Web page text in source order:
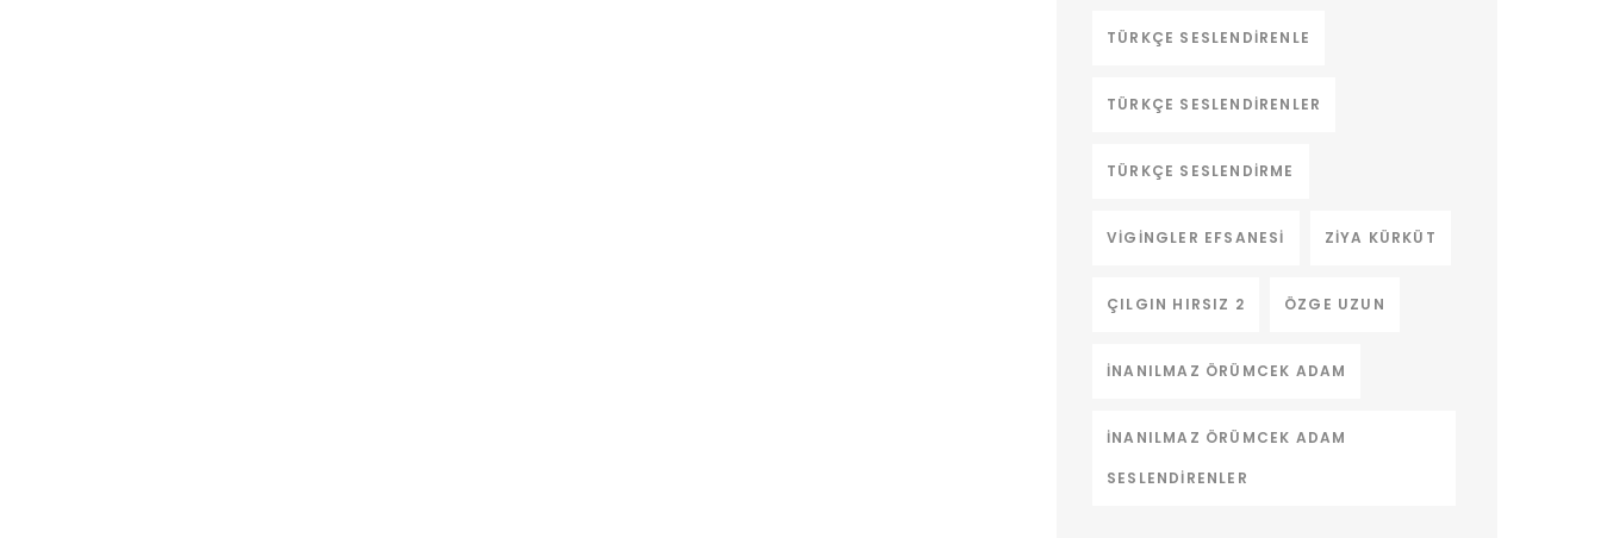
TÜRKÇE SESLENDIRENLE
TÜRKÇE SESLENDIRENLER
TÜRKÇE SESLENDIRME
VIGINGLER EFSANESI ZIYA KÜRKÜT
ÇILGIN HIRSIZ 2 ÖZGE UZUN
İNANILMAZ ÖRÜMCEK ADAM
İNANILMAZ ÖRÜMCEK ADAM
SESLENDIRENLER